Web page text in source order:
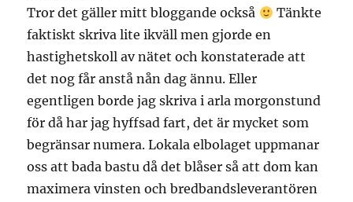
Tror det gäller mitt bloggande också
Tänkte
faktiskt skriva lite ikväll men gjorde en
hastighetskoll av nätet och konstaterade att
det nog får anstå nån dag ännu. Eller
egentligen borde jag skriva i arla morgonstund
för då har jag hyffsad fart, det är mycket som
begränsar numera. Lokala elbolaget uppmanar
oss att bada bastu då det blåser så att dom kan
maximera vinsten och bredbandsleverantören